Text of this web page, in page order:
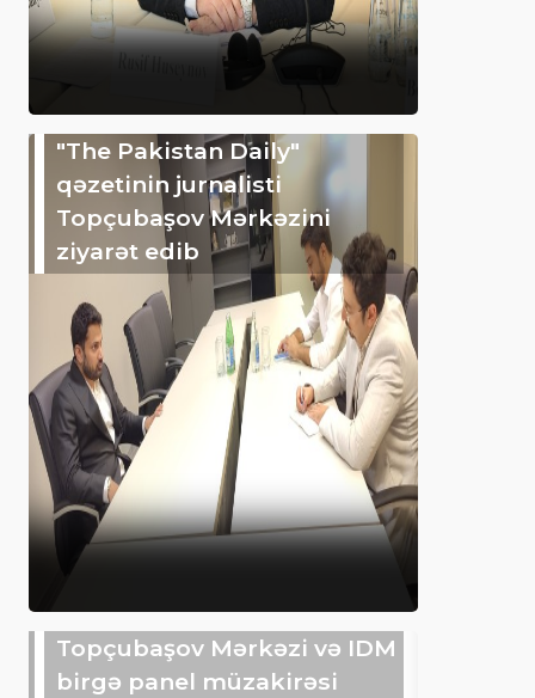
"The Pakistan Daily"
qəzetinin jurnalisti
Topçubaşov Mərkəzini
ziyarət edib
Topçubaşov Mərkəzi və IDM
birgə panel müzakirəsi